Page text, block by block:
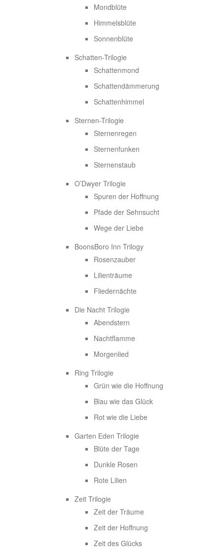
Mondblüte
Himmelsblüte
Sonnenblüte
Schatten-Trilogie
Schattenmond
Schattendämmerung
Schattenhimmel
Sternen-Trilogie
Sternenregen
Sternenfunken
Sternenstaub
O’Dwyer Trilogie
Spuren der Hoffnung
Pfade der Sehnsucht
Wege der Liebe
BoonsBoro Inn Trilogy
Rosenzauber
Lilienträume
Fliedernächte
Die Nacht Trilogie
Abendstern
Nachtflamme
Morgenlied
Ring Trilogie
Grün wie die Hoffnung
Blau wie das Glück
Rot wie die Liebe
Garten Eden Trilogie
Blüte der Tage
Dunkle Rosen
Rote Lilien
Zeit Trilogie
Zeit der Träume
Zeit der Hoffnung
Zeit des Glücks